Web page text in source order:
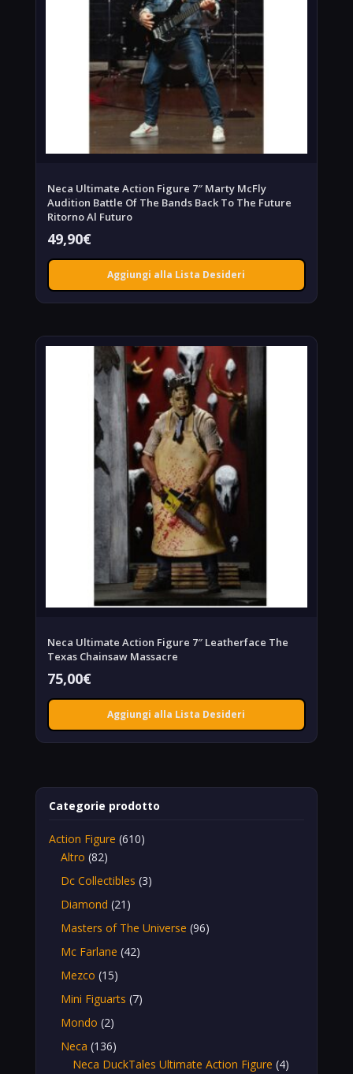
Neca Ultimate Action Figure 7″ Marty McFly
Audition Battle Of The Bands Back To The Future
Ritorno Al Futuro
49,90€
Aggiungi alla Lista Desideri
Neca Ultimate Action Figure 7″ Leatherface The
Texas Chainsaw Massacre
75,00€
Aggiungi alla Lista Desideri
Categorie prodotto
Action Figure (610)
Altro (82)
Dc Collectibles (3)
Diamond (21)
Masters of The Universe (96)
Mc Farlane (42)
Mezco (15)
Mini Figuarts (7)
Mondo (2)
Neca (136)
Neca DuckTales Ultimate Action Figure (4)